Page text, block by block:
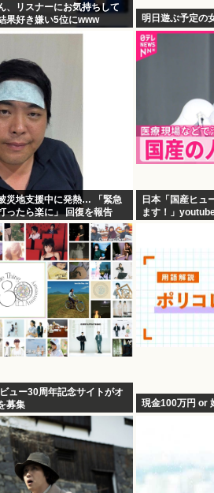
、リスナーにお気持ちして
果好き嫌い5位にwww
明日遊ぶ予定の
災地支援中に発熱… 「緊急
ったら楽に」 回復を報告
日本「国産ヒュ
ます！」
ュー30周年記念サイトがオ
募集
現金100万円 or